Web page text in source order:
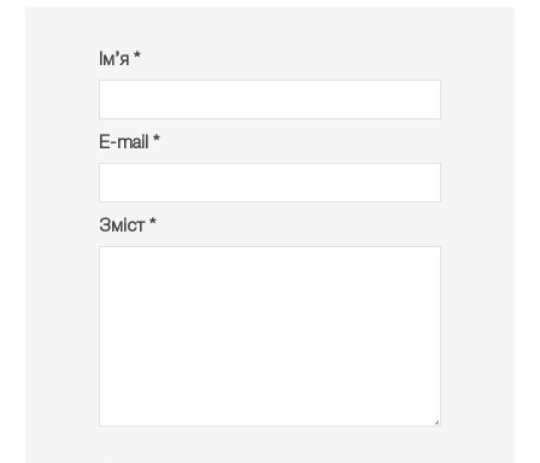
Ім’я *
E-mail *
Зміст *